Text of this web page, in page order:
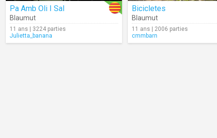
Pa Amb Oli I Sal
Blaumut
11 ans | 3224 parties
Julietta_banana
Bicicletes
Blaumut
11 ans | 2006 parties
cmmbarn